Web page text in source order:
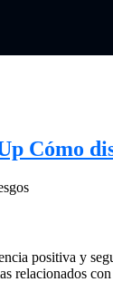
Cómo
positiva y
relacionados